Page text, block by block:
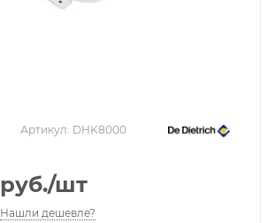
Артикул: DHK8000
руб./шт
Нашли дешевле?